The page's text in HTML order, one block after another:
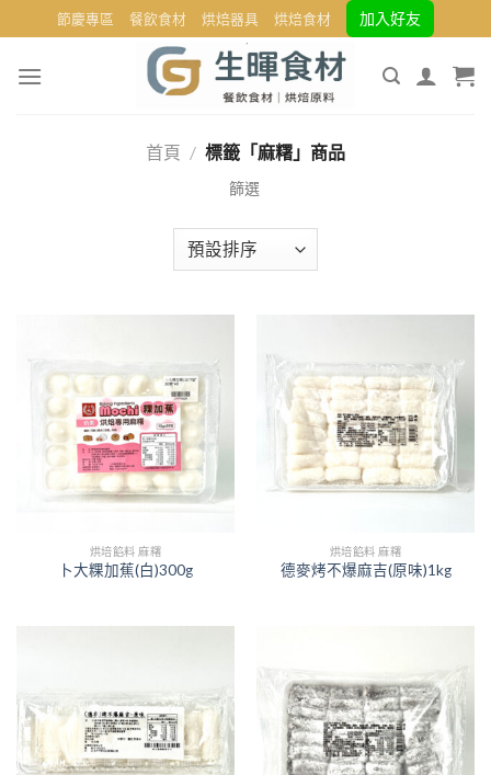
to
content
節慶專區 餐飲食材 烘焙器具 烘焙食材 加入好友
首頁 / 標籤「麻糬」商品
烘培餡料 麻糬
卜大粿加蕉(白)300g
烘培餡料 麻糬
德麥烤不爆麻吉(原味)1kg